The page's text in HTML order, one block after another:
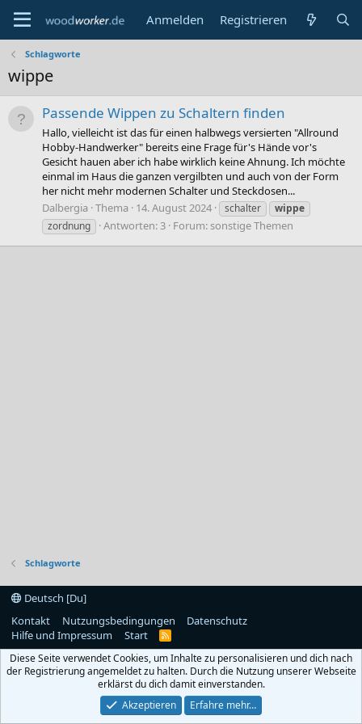
Anmelden Registrieren
Schlagworte
wippe
Passende Wippen zu Schaltern finden
Hallo, vielleicht ist das für einen halbwegs versierten "Allround
Hobby-Handwerker" bereits eine Frage für's Hände vor's
Gesicht hauen aber ich habe wirklich keine Ahnung. Ich möchte
einmal im Haus die ganzen vergilbten und auch von der Form
her nicht mehr modernen Schalter und Steckdosen...
Dalbergia Thema 14. August 2024 schalter
wippe
zordnung
Antworten: 3 Forum:sonstige Themen
Schlagworte
Deutsch [Du]
Kontakt
Nutzungsbedingungen
Datenschutz
Hilfe und Impressum
Start
R
S
Diese Seite verwendet Cookies, um Inhalte zu personalisieren und dich nach
der Registrierung angemeldet zu halten. Durch die Nutzung unserer Webseite
erklärst du dich damit einverstanden.
Akzeptieren
Erfahre mehr…